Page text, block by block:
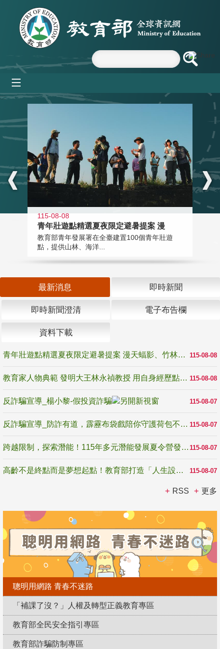
跳到主要內容區塊
:::
115-08-08
青年壯遊點精選夏夜限定避暑提案 漫
教育部青年發展署在全臺建置100個青年壯遊
點，提供山林、海洋...
最新消息 即時新聞
即時新聞澄清 電子布告欄
資料下載
115-08-08
青年壯遊點精選夏夜限定避暑提案 漫天蝠影、竹林尋蛙、茶香夜觀 邀青年暮色出發
115-08-08
教育家人物典範 發明大王林永禎教授 用自身經歷點亮學生的路
115-08-07
反詐騙宣導_楊小黎-假投資詐騙
115-08-07
反詐騙宣導_防詐有道，霹靂布袋戲陪你守護荷包不受騙
115-08-07
跨越限制，探索潛能！115年多元潛能發展夏令營發掘生命無限可能
115-08-07
高齡不是終點而是夢想起點！教育部打造「人生設計夢工場」 參展第3屆高齡健康產業博覽會
RSS 更多
聰明用網路 青春不迷路
「補課了沒？」人權及轉型正義教育專區
教育部全民安全指引專區
教育部詐騙防制專區